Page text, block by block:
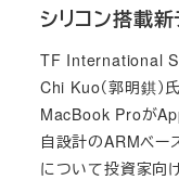
シリコン搭載
TF International
Chi Kuo（郭明錤）
MacBook Proが
自設計のARMベー
について投資家向